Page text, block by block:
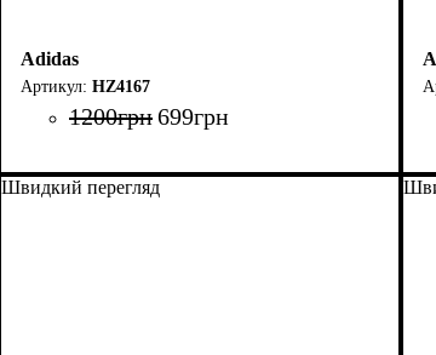
Adidas
HZ4167
1200грн699грн
Швидкий перегляд